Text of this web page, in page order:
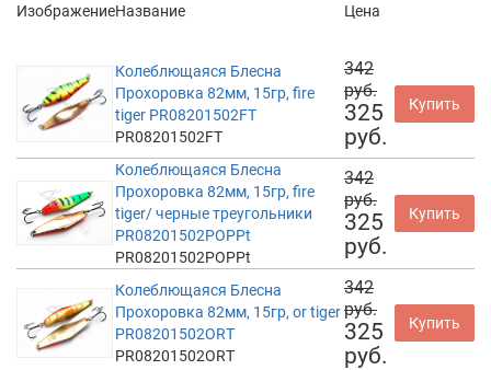
ИзображениеНазвание Цена
Колеблющаяся Блесна
Прохоровка 82мм, 15гр, fire
tiger PR08201502FT
PR08201502FT
342
руб.
325
руб.
Купить
Колеблющаяся Блесна
Прохоровка 82мм, 15гр, fire
tiger/ черные треугольники
PR08201502POPPt
PR08201502POPPt
342
руб.
325
руб.
Купить
Колеблющаяся Блесна
Прохоровка 82мм, 15гр, or tiger
PR08201502ORT
PR08201502ORT
342
руб.
325
руб.
Купить